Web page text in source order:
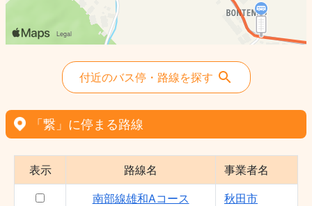
付近のバス停・路線を探す
「繋」に停まる路線
表示 路線名 事業者名
南部線雄和Aコース 秋田市